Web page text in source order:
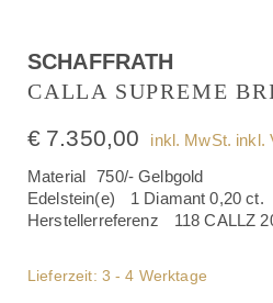
SCHAFFRATH
CALLA SUPREME
€ 7.350,00
inkl. MwSt. inkl.
Material
750/- Gelbgold
Edelstein(e)
1 Diamant 0,20 ct.
Herstellerreferenz
118 CALLZ
Lieferzeit: 3 - 4 Werktage